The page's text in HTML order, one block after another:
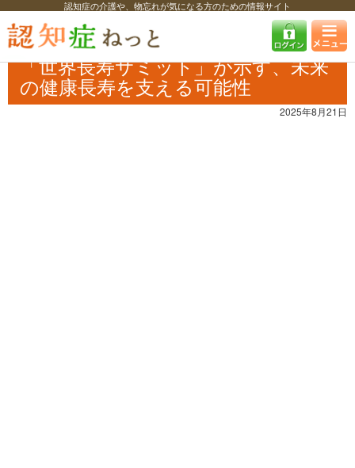
認知症の介護や、物忘れが気になる方のための情報サイト
認知症ねっと 認知症最新ニュース イベント
「世界長寿サミット」が
示す、未来の健康長寿を支える可能性
「世界長寿サミット」が示す、未来
の健康長寿を支える可能性
2025年8月21日